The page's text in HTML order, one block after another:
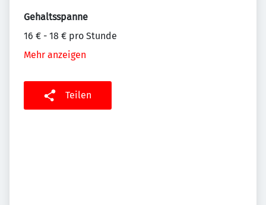
Gehaltsspanne
16 € - 18 € pro Stunde
Mehr anzeigen
Teilen